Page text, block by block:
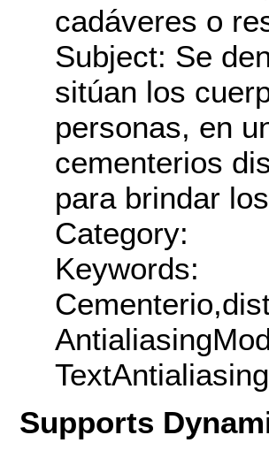
cadáveres o
Subject: Se
sitúan los
personas, en
cementerios
para brindar
Category:
Keywords:
Supports